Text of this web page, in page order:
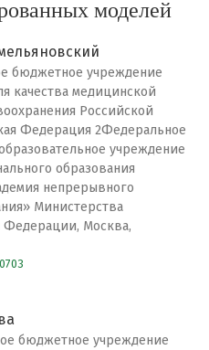
моделей
бюджетное учреждение
качества медицинской
Российской
Федерация 2Федеральное
учреждение
образования
непрерывного
Министерства
Федерации, Москва,
бюджетное учреждение